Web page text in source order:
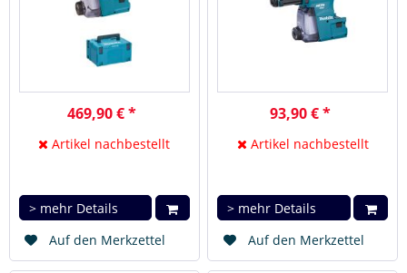
469,90 € *
Artikel nachbestellt
> mehr Details
Auf den Merkzettel
93,90 € *
Artikel nachbestellt
> mehr Details
Auf den Merkzettel